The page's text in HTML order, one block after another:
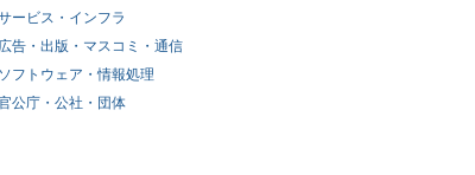
ービス・インフラ
広告・出版・マスコミ・通信
ソフトウェア・情報処理
公庁・公社・団体